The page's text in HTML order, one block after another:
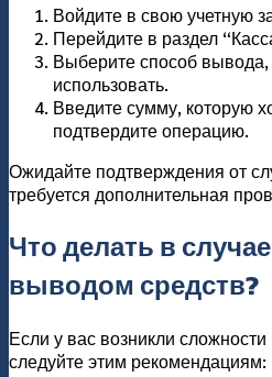
Войдите в свою учетную
Перейдите в раздел
Выберите способ
использовать.
Введите сумму, которую
подтвердите операцию.
Ожидайте подтверждения от
требуется дополнительная
Что делать в
выводом средств?
Если у вас возникли
следуйте этим рекомендациям: